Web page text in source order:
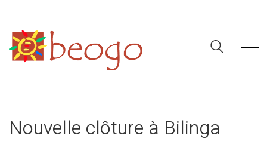
Nouvelle clôture à Bilinga